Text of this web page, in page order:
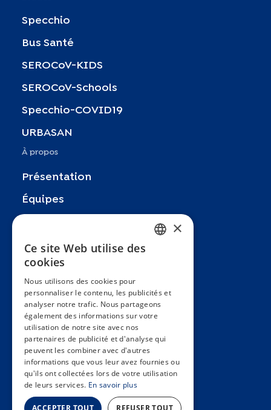
Specchio
Bus Santé
SEROCoV-KIDS
SEROCoV-Schools
Specchio-COVID19
URBASAN
À propos
Présentation
Équipes
Recherches
Zoom In
Contact
Conditions générales
Hôpitaux Universitaires Genève
Université de Genève
FRENCH
SPANISH
GERMAN
ITALIAN
PORTUGUESE
×
Ce site Web utilise des
cookies
Nous utilisons des cookies pour
personnaliser le contenu, les publicités et
analyser notre trafic. Nous partageons
également des informations sur votre
utilisation de notre site avec nos
partenaires de publicité et d'analyse qui
peuvent les combiner avec d'autres
informations que vous leur avez fournies ou
qu'ils ont collectées lors de votre utilisation
de leurs services. En savoir plus
ACCEPTER TOUT REFUSER TOUT